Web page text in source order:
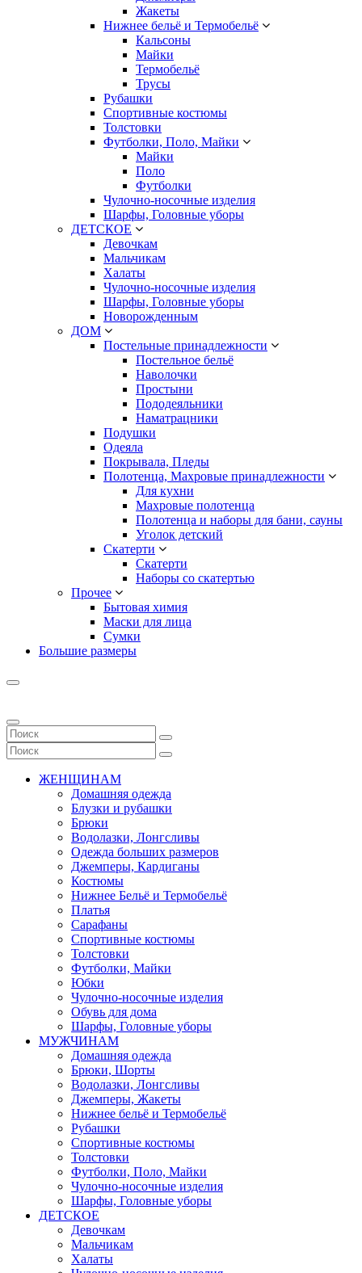
Жакеты
Нижнее бельё и Термобельё
Кальсоны
Майки
Термобельё
Трусы
Рубашки
Спортивные костюмы
Толстовки
Футболки, Поло, Майки
Майки
Поло
Футболки
Чулочно-носочные изделия
Шарфы, Головные уборы
ДЕТСКОЕ
Девочкам
Мальчикам
Халаты
Чулочно-носочные изделия
Шарфы, Головные уборы
Новорожденным
ДОМ
Постельные принадлежности
Постельное бельё
Наволочки
Простыни
Пододеяльники
Наматрацники
Подушки
Одеяла
Покрывала, Пледы
Полотенца, Махровые принадлежности
Для кухни
Махровые полотенца
Полотенца и наборы для бани, сауны
Уголок детский
Скатерти
Скатерти
Наборы со скатертью
Прочее
Бытовая химия
Маски для лица
Сумки
Большие размеры
ЖЕНЩИНАМ
Домашняя одежда
Блузки и рубашки
Брюки
Водолазки, Лонгсливы
Одежда больших размеров
Джемперы, Кардиганы
Костюмы
Нижнее Бельё и Термобельё
Платья
Сарафаны
Спортивные костюмы
Толстовки
Футболки, Майки
Юбки
Чулочно-носочные изделия
Обувь для дома
Шарфы, Головные уборы
МУЖЧИНАМ
Домашняя одежда
Брюки, Шорты
Водолазки, Лонгсливы
Джемперы, Жакеты
Нижнее бельё и Термобельё
Рубашки
Спортивные костюмы
Толстовки
Футболки, Поло, Майки
Чулочно-носочные изделия
Шарфы, Головные уборы
ДЕТСКОЕ
Девочкам
Мальчикам
Халаты